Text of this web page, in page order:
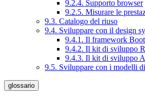
9.2.4. Supporto browser
9.2.5. Misurare le
9.3. Catalogo del riuso
9.4. Sviluppare con il design
9.4.1. Il framework
9.4.2. Il kit di sviluppo
9.4.3. Il kit di sviluppo
9.5. Sviluppare con i modelli
glossario